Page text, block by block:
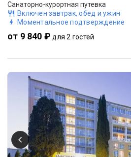
Санаторно-курортная путевка
Включен завтрак, обед и ужин
Моментальное подтверждение
от 9 840 ₽ для 2 гостей